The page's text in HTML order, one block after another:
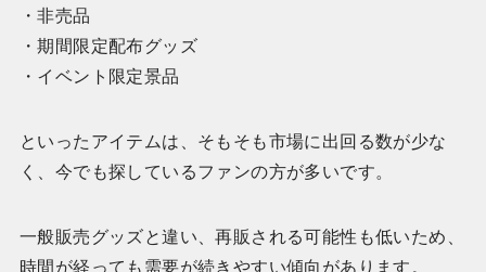
・非売品
・期間限定配布グッズ
・イベント限定景品
といったアイテムは、そもそも市場に出回る数が少な
く、今でも探しているファンの方が多いです。
一般販売グッズと違い、再販される可能性も低いため、
時間が経っても需要が続きやすい傾向があります。